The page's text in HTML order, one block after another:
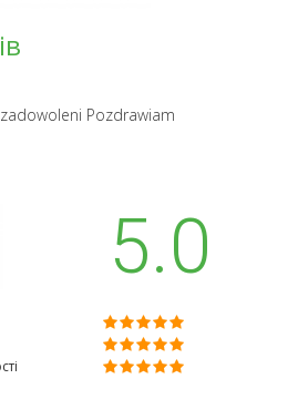
Pozdrawiam
5.0